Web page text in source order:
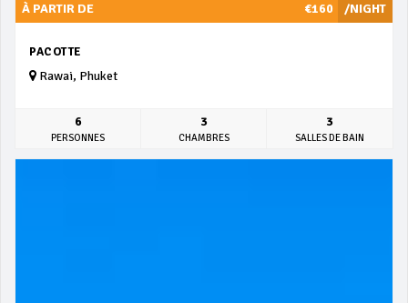
/NIGHT
À PARTIR DE €160
PACOTTE
Rawai, Phuket
6
PERSONNES
3
CHAMBRES
3
SALLES DE BAIN